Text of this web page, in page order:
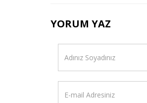
YORUM YAZ